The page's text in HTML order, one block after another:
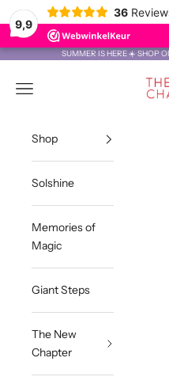
9,9
36
SUMMER IS HERE ☀️ SHOP
The
Menu
Shop
Solshine
Memories of
Magic
Giant Steps
The New
Chapter